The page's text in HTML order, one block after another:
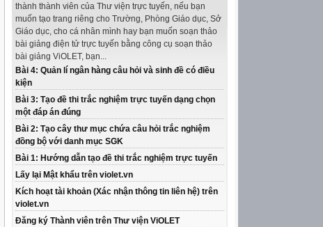
thành thành viên của Thư viện trực tuyến, nếu bạn
muốn tạo trang riêng cho Trường, Phòng Giáo dục, Sở
Giáo dục, cho cá nhân mình hay bạn muốn soạn thảo
bài giảng điện tử trực tuyến bằng công cụ soạn thảo
bài giảng ViOLET, bạn...
Bài 4: Quản lí ngân hàng câu hỏi và sinh đề có điều
kiện
Bài 3: Tạo đề thi trắc nghiệm trực tuyến dạng chọn
một đáp án đúng
Bài 2: Tạo cây thư mục chứa câu hỏi trắc nghiệm
đồng bộ với danh mục SGK
Bài 1: Hướng dẫn tạo đề thi trắc nghiệm trực tuyến
Lấy lại Mật khẩu trên violet.vn
Kích hoạt tài khoản (Xác nhận thông tin liên hệ) trên
violet.vn
Đăng ký Thành viên trên Thư viện ViOLET